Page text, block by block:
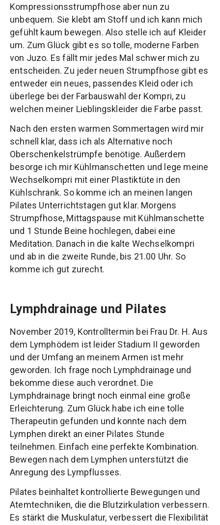
Kompressionsstrumpfhose aber nun zu
unbequem. Sie klebt am Stoff und ich kann mich
gefühlt kaum bewegen. Also stelle ich auf Kleider
um. Zum Glück gibt es so tolle, moderne Farben
von Juzo. Es fällt mir jedes Mal schwer mich zu
entscheiden. Zu jeder neuen Strumpfhose gibt es
entweder ein neues, passendes Kleid oder ich
überlege bei der Farbauswahl der Kompri, zu
welchen meiner Lieblingskleider die Farbe passt.
Nach den ersten warmen Sommertagen wird mir
schnell klar, dass ich als Alternative noch
Oberschenkelstrümpfe benötige. Außerdem
besorge ich mir Kühlmanschetten und lege meine
Wechselkompri mit einer Plastiktüte in den
Kühlschrank. So komme ich an meinen langen
Pilates Unterrichtstagen gut klar. Morgens
Strumpfhose, Mittagspause mit Kühlmanschette
und 1 Stunde Beine hochlegen, dabei eine
Meditation. Danach in die kalte Wechselkompri
und ab in die zweite Runde, bis 21.00 Uhr. So
komme ich gut zurecht.
Lymphdrainage und Pilates
November 2019, Kontrolltermin bei Frau Dr. H. Aus
dem Lymphödem ist leider Stadium II geworden
und der Umfang an meinem Armen ist mehr
geworden. Ich frage noch Lymphdrainage und
bekomme diese auch verordnet. Die
Lymphdrainage bringt noch einmal eine große
Erleichterung. Zum Glück habe ich eine tolle
Therapeutin gefunden und konnte nach dem
Lymphen direkt an einer Pilates Stunde
teilnehmen. Einfach eine perfekte Kombination.
Bewegen nach dem Lymphen unterstützt die
Anregung des Lympflusses.
Pilates beinhaltet kontrollierte Bewegungen und
Atemtechniken, die die Blutzirkulation verbessern.
Es stärkt die Muskulatur, verbessert die Flexibilität